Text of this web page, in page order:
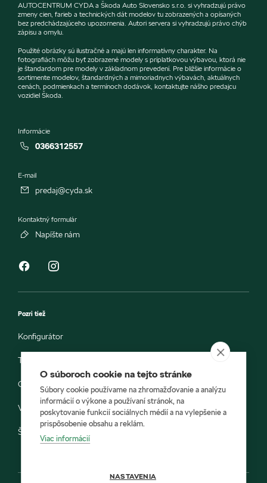
AUTOCENTRUM CYDA a Škoda Auto Slovensko s.r.o. si vyhradzujú právo
zmeny cien, farieb a technických dát modelov tu zobrazených a opísaných
bez predchádzajúceho upozornenia. Autori servera si vyhradzujú právo chýb
zápisu a omylu.
Použité obrázky sú ilustračné a majú len informatívny charakter. Na
fotografiách môžu byť zobrazené modely s príplatkovou výbavou, ktorá nie
je štandardom pre modely v základnom prevedení. Pre bližšie informácie o
sortimente modelov, štandardných a mimoriadnych výbavách, aktuálnych
cenách, podmienkach a termínoch dodávok, kontaktujte nášho predajcu
vozidiel Škoda.
Informácie
0366312557
E-mail
predaj@cyda.sk
Kontaktný formulár
Napíšte nám
Pozri tiež
Konfigurátor
Testovacia jazda
Objednávka do servisu
Vozidlá ihneď k odberu
Škoda E-shop
O súboroch cookie na tejto stránke
Súbory cookie používame na zhromažďovanie a analýzu
informácií o výkone a používaní stránok, na
poskytovanie funkcií sociálnych médií a na vylepšenie a
prispôsobenie obsahu a reklám.
Viac informácií
NASTAVENIA